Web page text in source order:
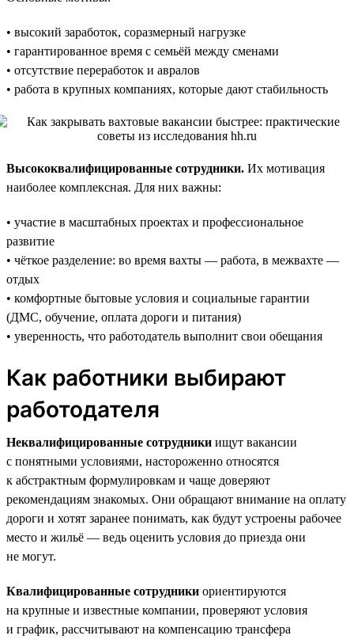
• высокий заработок, соразмерный нагрузке
• гарантированное время с семьёй между сменами
• отсутствие переработок и авралов
• работа в крупных компаниях, которые дают стабильность
Высококвалифицированные сотрудники. Их мотивация
наиболее комплексная. Для них важны:
• участие в масштабных проектах и профессиональное
развитие
• чёткое разделение: во время вахты — работа, в межвахте —
отдых
• комфортные бытовые условия и социальные гарантии
(ДМС, обучение, оплата дороги и питания)
• уверенность, что работодатель выполнит свои обещания
Как работники выбирают
работодателя
Неквалифицированные сотрудники ищут вакансии
с понятными условиями, настороженно относятся
к абстрактным формулировкам и чаще доверяют
рекомендациям знакомых. Они обращают внимание на оплату
дороги и хотят заранее понимать, как будут устроены рабочее
место и жильё — ведь оценить условия до приезда они
не могут.
Квалифицированные сотрудники ориентируются
на крупные и известные компании, проверяют условия
и график, рассчитывают на компенсацию трансфера